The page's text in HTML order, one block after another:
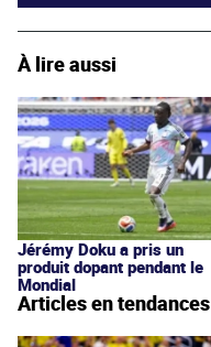
À lire aussi
Jérémy Doku a pris un
produit dopant pendant le
Mondial
Articles en tendances